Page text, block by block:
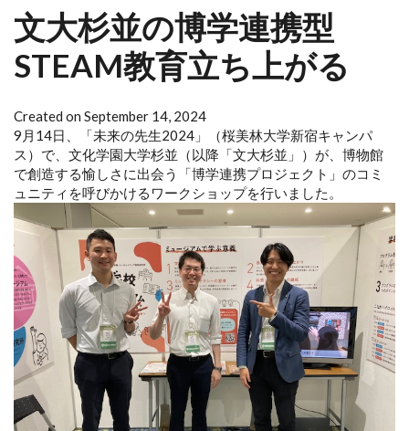
文大杉並の博学連携型
STEAM教育立ち上がる
Created on September 14, 2024
9月14日、「未来の先生2024」（桜美林大学新宿キャンパ
ス）で、文化学園大学杉並（以降「文大杉並」）が、博物館
で創造する愉しさに出会う「博学連携プロジェクト」のコミ
ュニティを呼びかけるワークショップを行いました。